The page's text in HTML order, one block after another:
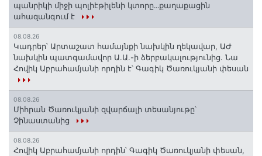
պանրիկի միջի պոլիէթիլենի կտորը․․․քաղաքացին
ահազանգում է
08.08.26
Կադրեր՝ Արտաշատ համայնքի նախկին ղեկավար, ԱԺ
նախկին պատգամավոր Ա.Ա.-ի ձերբակալությունից. Նա
Հովիկ Աբրահամյանի որդին է՝ Գագիկ Ծառուկյանի փեսան
08.08.26
Միհրան Ծառուկյանի զվարճալի տեսանյութը՝
Չինաստանից
08.08.26
Հովիկ Աբրահամյանի որդին՝ Գագիկ Ծառուկյանի փեսան,